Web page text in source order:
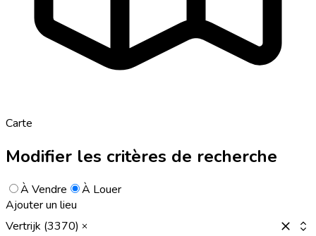
Carte
Modifier les critères de recherche
À Vendre
À Louer
Ajouter un lieu
Vertrijk (3370)